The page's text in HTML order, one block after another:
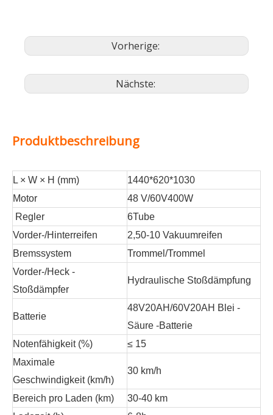
Vorherige:
Nächste:
Produktbeschreibung
L × W × H (mm)
1440*620*1030
Motor
48 V/60V400W
Regler
6Tube
Vorder-/Hinterreifen
2,50-10 Vakuumreifen
Bremssystem
Trommel/Trommel
Vorder-/Heck -
Stoßdämpfer
Hydraulische Stoßdämpfung
Batterie
48V20AH/60V20AH Blei -
Säure -Batterie
Notenfähigkeit (%)
≤ 15
Maximale
Geschwindigkeit (km/h)
30 km/h
Bereich pro Laden (km)
30-40 km